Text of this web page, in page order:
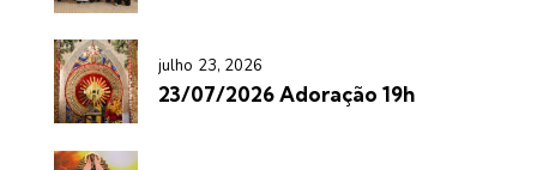
julho 23, 2026
23/07/2026 Adoração 19h